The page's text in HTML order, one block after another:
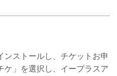
ンストールし、チケットお申
ケ」を選択し、イープラスア